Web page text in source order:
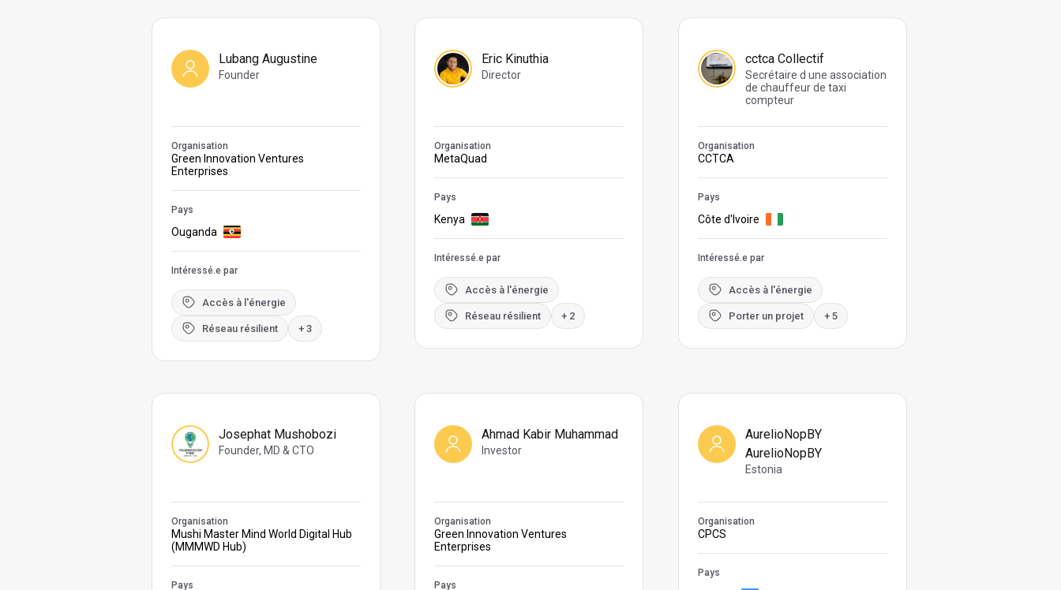
Lubang Augustine
Founder
Organisation
Green Innovation Ventures
Enterprises
Pays
Ouganda
Intéressé.e par
Accès à l'énergie
Réseau résilient + 3
Eric Kinuthia
Director
Organisation
MetaQuad
Pays
Kenya
Intéressé.e par
Accès à l'énergie
Réseau résilient + 2
cctca Collectif
Secrétaire d une association
de chauffeur de taxi
compteur
Organisation
CCTCA
Pays
Côte d'Ivoire
Intéressé.e par
Accès à l'énergie
Porter un projet + 5
Josephat Mushobozi
Founder, MD & CTO
Organisation
Mushi Master Mind World Digital Hub
(MMMWD Hub)
Pays
Ahmad Kabir Muhammad
Investor
Organisation
Green Innovation Ventures
Enterprises
Pays
AurelioNopBY
AurelioNopBY
Estonia
Organisation
CPCS
Pays